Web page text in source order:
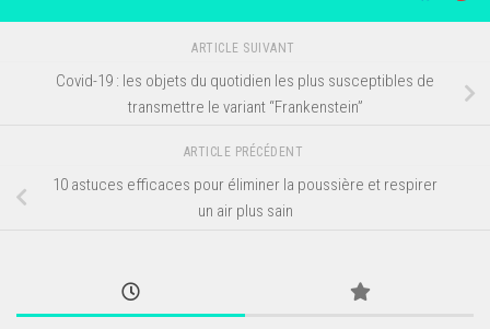
ARTICLE SUIVANT
Covid-19 : les objets du quotidien les plus susceptibles de
transmettre le variant “Frankenstein”
ARTICLE PRÉCÉDENT
10 astuces efficaces pour éliminer la poussière et respirer
un air plus sain